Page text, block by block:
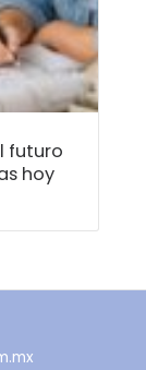
futuro
hoy